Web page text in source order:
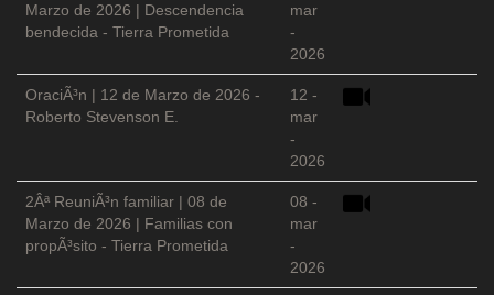
Marzo de 2026 | Descendencia
bendecida - Tierra Prometida
mar
-
2026
OraciÃ³n | 12 de Marzo de 2026 -
Roberto Stevenson E.
12 -
mar
-
2026
2Âª ReuniÃ³n familiar | 08 de
Marzo de 2026 | Familias con
propÃ³sito - Tierra Prometida
08 -
mar
-
2026